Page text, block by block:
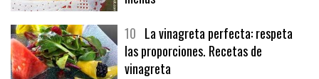
10 La vinagreta perfecta: respeta
las proporciones. Recetas de
vinagreta